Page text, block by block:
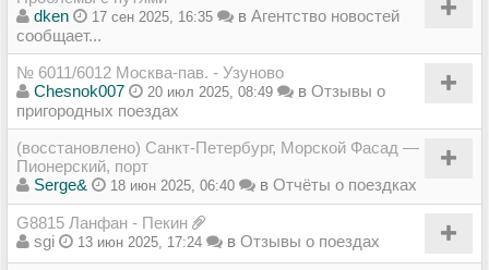
dken
17 сен 2025, 16:35 в Агентство новостей
сообщает...
№ 6011/6012 Москва-пав. - Узуново
Chesnok007
20 июл 2025, 08:49 в Отзывы о
пригородных поездах
(восстановлено) Санкт-Петербург, Морской Фасад —
Пионерский, порт
Serge&
18 июн 2025, 06:40 в Отчёты о поездках
G8815 Ланфан - Пекин
sgi
13 июн 2025, 17:24 в Отзывы о поездах